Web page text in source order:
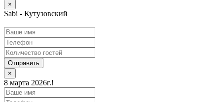
×
Sabi - Кутузовский
Отправить
×
8 марта 2026г.!